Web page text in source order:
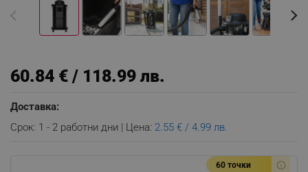
60.84 € / 118.99 лв.
Доставка:
Срок: 1 - 2 работни дни | Цена: 2.55 € / 4.99 лв.
60 точки